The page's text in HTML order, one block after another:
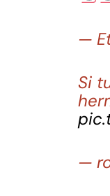
—
Si
—